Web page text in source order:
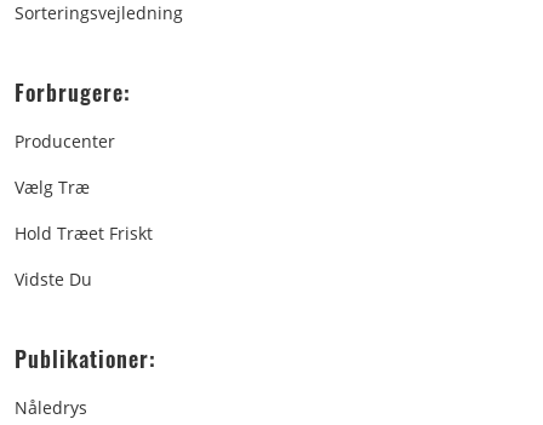
Sorteringsvejledning
Forbrugere:
Producenter
Vælg Træ
Hold Træet Friskt
Vidste Du
Publikationer:
Nåledrys